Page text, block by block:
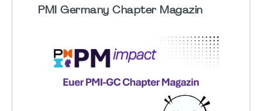
PMI Germany Chapter Magazin